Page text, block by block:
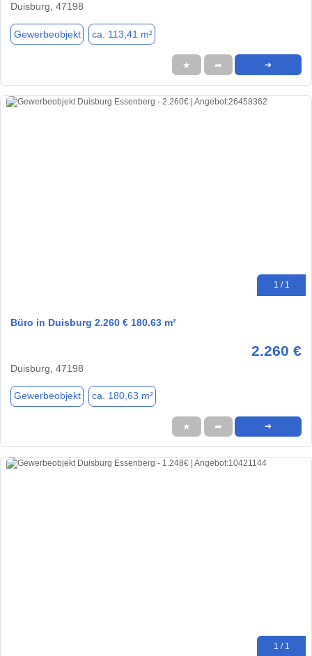
Duisburg, 47198
Gewerbeobjekt ca. 113,41 m²
★ ➦ ➜
1 / 1
Büro in Duisburg 2.260 € 180.63 m²
2.260 €
Duisburg, 47198
Gewerbeobjekt ca. 180,63 m²
★ ➦ ➜
1 / 1